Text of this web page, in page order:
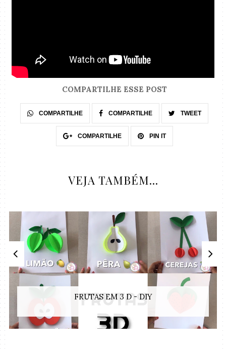
COMPARTILHE ESSE POST
COMPARTILHE COMPARTILHE TWEET
COMPARTILHE PIN IT
VEJA TAMBÉM...
FRUTAS EM 3 D - DIY